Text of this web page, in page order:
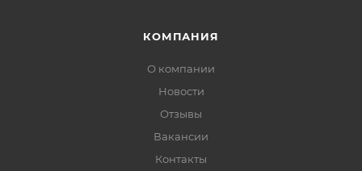
КОМПАНИЯ
О компании
Новости
Отзывы
Вакансии
Контакты